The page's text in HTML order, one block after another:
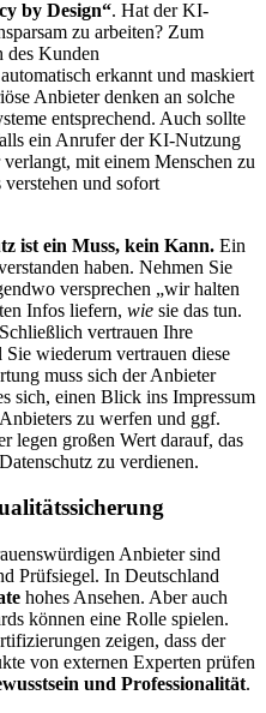
by Design“. Hat der KI-
zu arbeiten? Zum
des Kunden
erkannt und maskiert
Anbieter denken an solche
entsprechend. Auch sollte
ein Anrufer der KI-Nutzung
mit einem Menschen zu
und sofort
ist ein Muss, kein Kann. Ein
haben. Nehmen Sie
versprechen „wir halten
Infos liefern, wie sie das tun.
vertrauen Ihre
wiederum vertrauen diese
muss sich der Anbieter
sich, einen Blick ins Impressum
zu werfen und ggf.
legen großen Wert darauf, das
zu verdienen.
Anbieter sind
Prüfsiegel. In Deutschland
hohes Ansehen. Aber auch
können eine Rolle spielen.
zeigen, dass der
von externen Experten prüfen
und Professionalität.